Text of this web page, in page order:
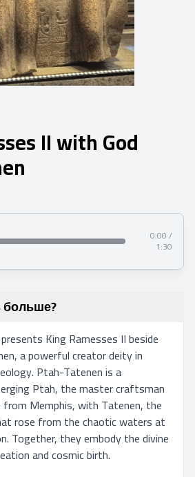
II with God
0:00 /
1:30
больше?
King Ramesses II beside
a powerful creator deity in
Ptah-Tatenen is a
Ptah, the master craftsman
Memphis, with Tatenen, the
rose from the chaotic waters at
Together, they embody the divine
and cosmic birth.